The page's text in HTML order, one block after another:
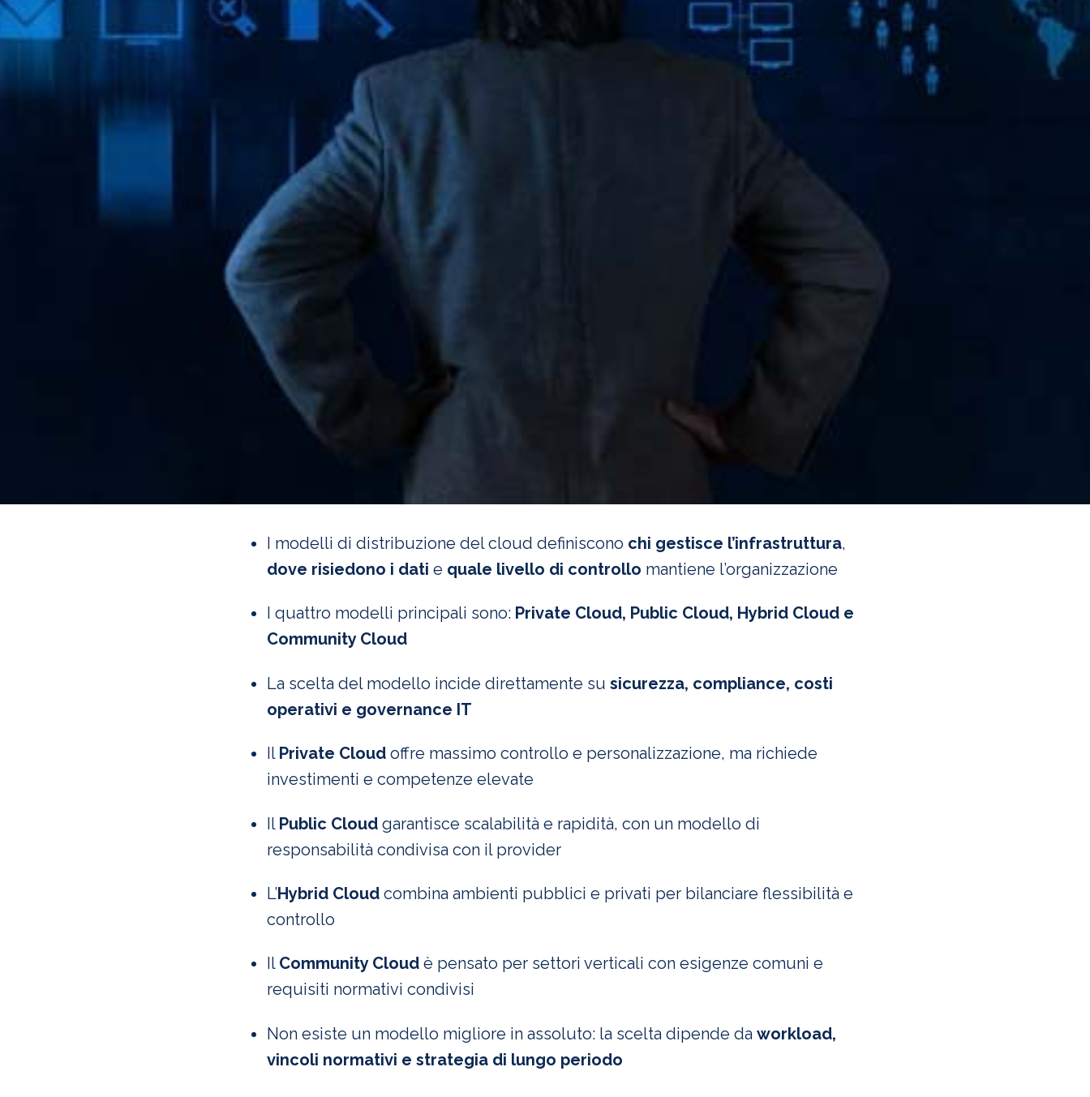
I modelli di distribuzione del cloud definiscono chi gestisce l’infrastruttura,
dove risiedono i dati e quale livello di controllo mantiene l’organizzazione
I quattro modelli principali sono: Private Cloud, Public Cloud, Hybrid Cloud e
Community Cloud
La scelta del modello incide direttamente su sicurezza, compliance, costi
operativi e governance IT
Il Private Cloudoffre massimo controllo e personalizzazione, ma richiede
investimenti e competenze elevate
Il Public Cloudgarantisce scalabilità e rapidità, con un modello di
responsabilità condivisa con il provider
L’Hybrid Cloudcombina ambienti pubblici e privati per bilanciare flessibilità e
controllo
Il Community Cloudè pensato per settori verticali con esigenze comuni e
requisiti normativi condivisi
Non esiste un modello migliore in assoluto: la scelta dipende da workload,
vincoli normativi e strategia di lungo periodo